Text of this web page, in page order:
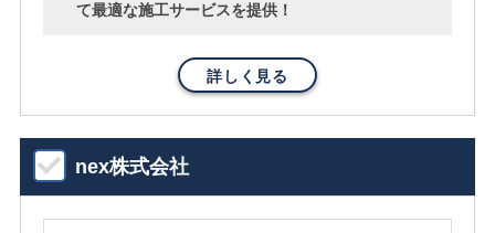
て最適な施工サービスを提供！
詳しく見る
nex株式会社